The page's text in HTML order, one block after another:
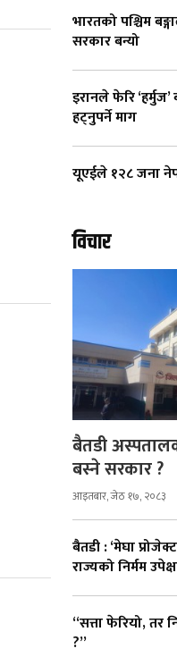
भारतको पश्चिम
सरकार बन्यो
इरानले फेरि
हट्नुपर्ने माग
यूएईले १२८ जना
विचार
बैतडी
बस्ने सरकार ?
आइतबार, जेठ १७, २०८३
बैतडी : ‘मेघा
राज्यको निर्मम
“सत्ता फेरियो, तर
?”